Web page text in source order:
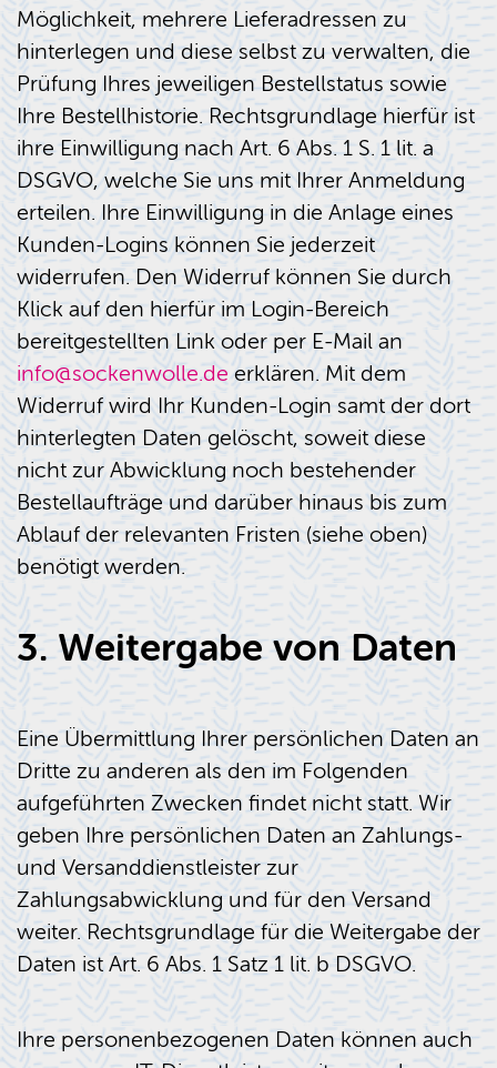
Möglichkeit, mehrere Lieferadressen zu
hinterlegen und diese selbst zu verwalten, die
Prüfung Ihres jeweiligen Bestellstatus sowie
Ihre Bestellhistorie. Rechtsgrundlage hierfür ist
ihre Einwilligung nach Art. 6 Abs. 1 S. 1 lit. a
DSGVO, welche Sie uns mit Ihrer Anmeldung
erteilen. Ihre Einwilligung in die Anlage eines
Kunden-Logins können Sie jederzeit
widerrufen. Den Widerruf können Sie durch
Klick auf den hierfür im Login-Bereich
bereitgestellten Link oder per E-Mail an
info@sockenwolle.deerklären. Mit dem
Widerruf wird Ihr Kunden-Login samt der dort
hinterlegten Daten gelöscht, soweit diese
nicht zur Abwicklung noch bestehender
Bestellaufträge und darüber hinaus bis zum
Ablauf der relevanten Fristen (siehe oben)
benötigt werden.
3. Weitergabe von Daten
Eine Übermittlung Ihrer persönlichen Daten an
Dritte zu anderen als den im Folgenden
aufgeführten Zwecken findet nicht statt. Wir
geben Ihre persönlichen Daten an Zahlungs-
und Versanddienstleister zur
Zahlungsabwicklung und für den Versand
weiter. Rechtsgrundlage für die Weitergabe der
Daten ist Art. 6 Abs. 1 Satz 1 lit. b DSGVO.
Ihre personenbezogenen Daten können auch